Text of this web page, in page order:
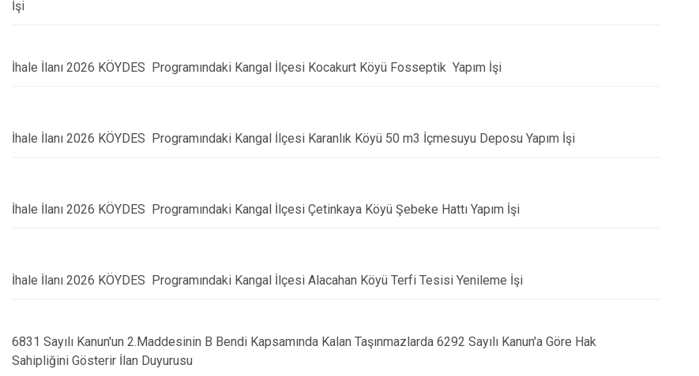
Gürün
Yıldızeli
İşi
İhale İlanı 2026 KÖYDES Programındaki Kangal İlçesi Kocakurt Köyü Fosseptik Yapım İşi
İhale İlanı 2026 KÖYDES Programındaki Kangal İlçesi Karanlık Köyü 50 m3 İçmesuyu Deposu Yapım İşi
İhale İlanı 2026 KÖYDES Programındaki Kangal İlçesi Çetinkaya Köyü Şebeke Hattı Yapım İşi
İhale İlanı 2026 KÖYDES Programındaki Kangal İlçesi Alacahan Köyü Terfi Tesisi Yenileme İşi
6831 Sayılı Kanun'un 2.Maddesinin B Bendi Kapsamında Kalan Taşınmazlarda 6292 Sayılı Kanun'a Göre Hak
Sahipliğini Gösterir İlan Duyurusu